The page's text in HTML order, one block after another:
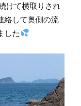
けて横取りされ
絡して奥側の流
した